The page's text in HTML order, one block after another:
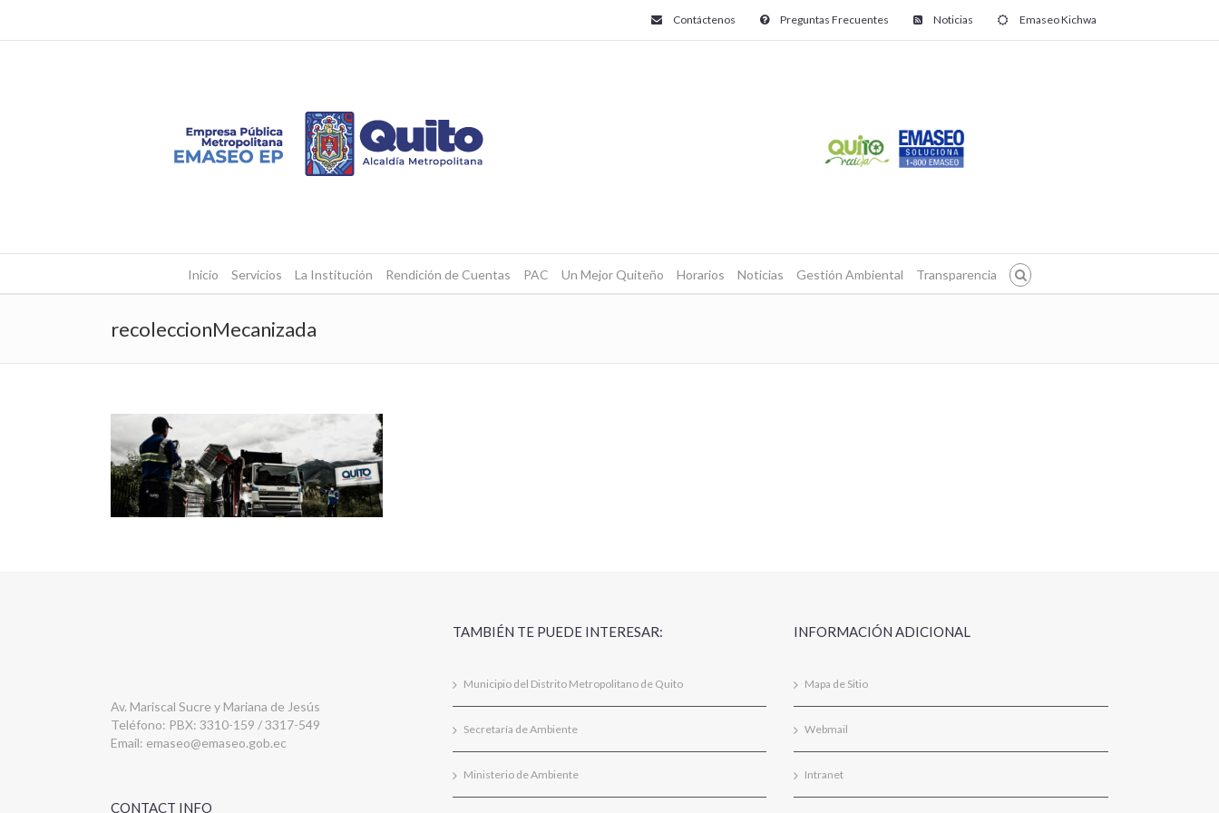
Contáctenos Preguntas Frecuentes Noticias Emaseo Kichwa
Inicio Servicios La Institución Rendición de Cuentas PAC Un Mejor Quiteño Horarios Noticias Gestión Ambiental Transparencia
recoleccionMecanizada
Av. Mariscal Sucre y Mariana de Jesús
Teléfono: PBX: 3310-159 / 3317-549
Email: emaseo@emaseo.gob.ec
CONTACT INFO
TAMBIÉN TE PUEDE INTERESAR:
Municipio del Distrito Metropolitano de Quito
Secretaría de Ambiente
Ministerio de Ambiente
INFORMACIÓN ADICIONAL
Mapa de Sitio
Webmail
Intranet